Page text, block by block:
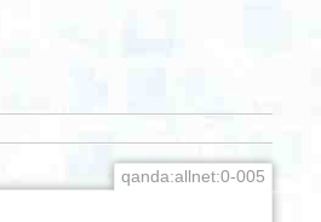
qanda:allnet:0-005